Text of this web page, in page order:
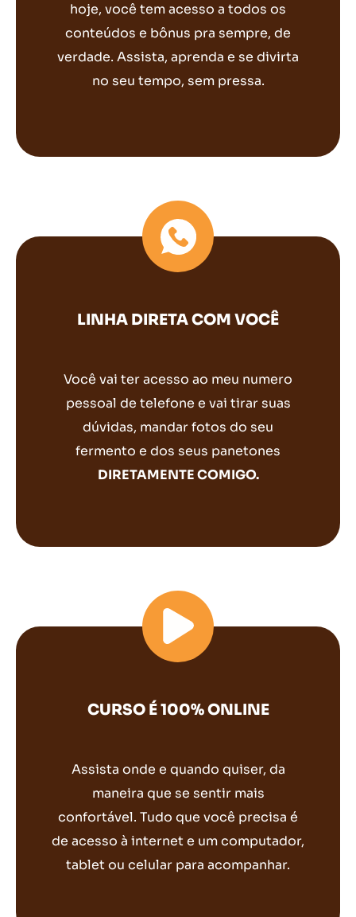
hoje, você tem acesso a todos os
conteúdos e bônus pra sempre, de
verdade. Assista, aprenda e se divirta
no seu tempo, sem pressa.
LINHA DIRETA COM VOCÊ
Você vai ter acesso ao meu numero
pessoal de telefone e vai tirar suas
dúvidas, mandar fotos do seu
fermento e dos seus panetones
DIRETAMENTE COMIGO.
CURSO É 100% ONLINE
Assista onde e quando quiser, da
maneira que se sentir mais
confortável. Tudo que você precisa é
de acesso à internet e um computador,
tablet ou celular para acompanhar.